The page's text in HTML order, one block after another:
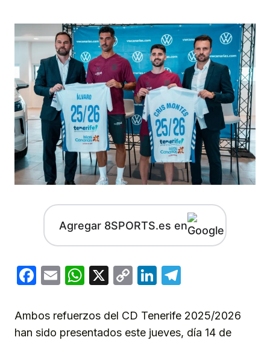
Agregar 8SPORTS.es en
Facebook
EmailWhatsApp
X
CopyLinkedIn
Ambos refuerzos del CD Tenerife 2025/2026
han sido presentados este jueves, día 14 de